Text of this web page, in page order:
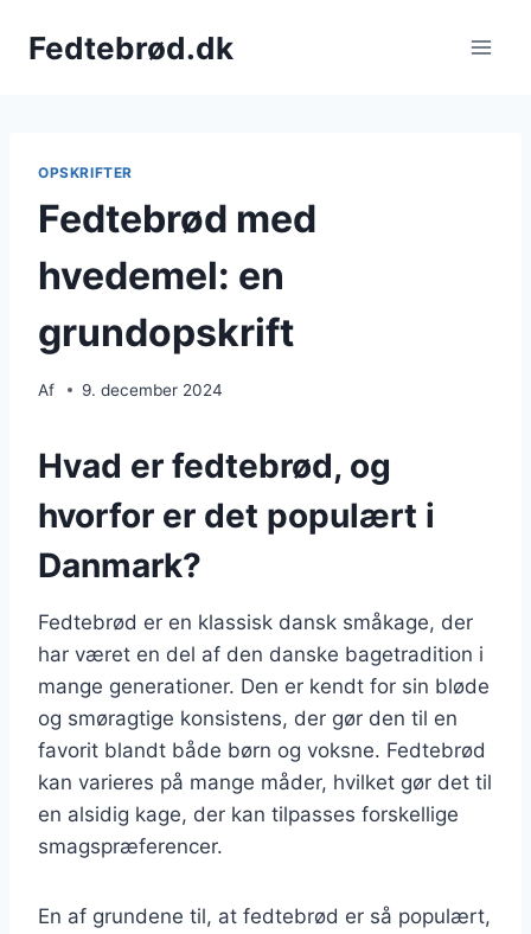
Fedtebrød.dk
OPSKRIFTER
Fedtebrød med
hvedemel: en
grundopskrift
Af 9. december 2024
Hvad er fedtebrød, og
hvorfor er det populært i
Danmark?
Fedtebrød er en klassisk dansk småkage, der
har været en del af den danske bagetradition i
mange generationer. Den er kendt for sin bløde
og smøragtige konsistens, der gør den til en
favorit blandt både børn og voksne. Fedtebrød
kan varieres på mange måder, hvilket gør det til
en alsidig kage, der kan tilpasses forskellige
smagspræferencer.
En af grundene til, at fedtebrød er så populært,